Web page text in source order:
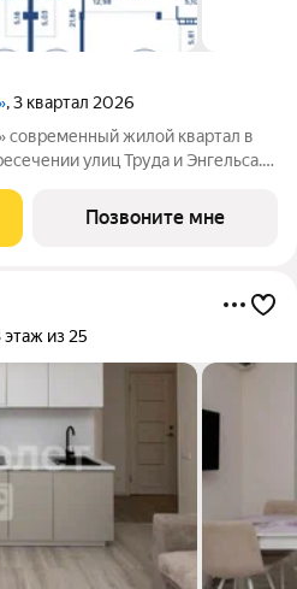
, 3 квартал 2026
улиц Труда и Энгельса.
и стали настоящим
Челябинска.
Позвоните мне
этаж из 25